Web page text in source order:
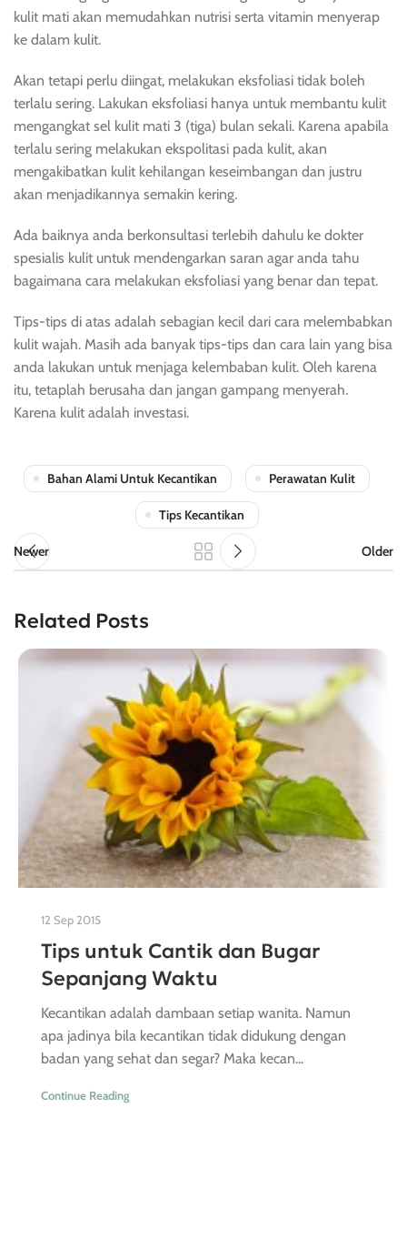
kulit mati akan memudahkan nutrisi serta vitamin menyerap
ke dalam kulit.
Akan tetapi perlu diingat, melakukan eksfoliasi tidak boleh
terlalu sering. Lakukan eksfoliasi hanya untuk membantu kulit
mengangkat sel kulit mati 3 (tiga) bulan sekali. Karena apabila
terlalu sering melakukan ekspolitasi pada kulit, akan
mengakibatkan kulit kehilangan keseimbangan dan justru
akan menjadikannya semakin kering.
Ada baiknya anda berkonsultasi terlebih dahulu ke dokter
spesialis kulit untuk mendengarkan saran agar anda tahu
bagaimana cara melakukan eksfoliasi yang benar dan tepat.
Tips-tips di atas adalah sebagian kecil dari cara melembabkan
kulit wajah. Masih ada banyak tips-tips dan cara lain yang bisa
anda lakukan untuk menjaga kelembaban kulit. Oleh karena
itu, tetaplah berusaha dan jangan gampang menyerah.
Karena kulit adalah investasi.
Bahan Alami Untuk Kecantikan Perawatan Kulit
Tips Kecantikan
Newer Older
Related Posts
12 Sep 2015
Tips untuk Cantik dan Bugar
Sepanjang Waktu
Kecantikan adalah dambaan setiap wanita. Namun
apa jadinya bila kecantikan tidak didukung dengan
badan yang sehat dan segar? Maka kecan...
Continue Reading